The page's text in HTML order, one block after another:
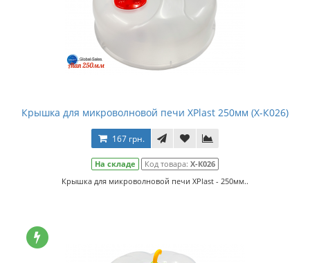
Крышка для микроволновой печи XPlast 250мм (Х-К026)
167 грн.
На складе Код товара: Х-К026
Крышка для микроволновой печи XPlast - 250мм..